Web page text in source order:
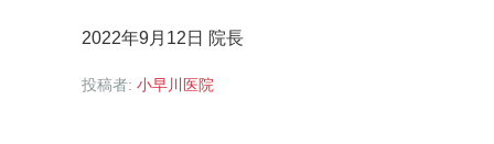
2022年9月12日 院長
投稿者: 小早川医院